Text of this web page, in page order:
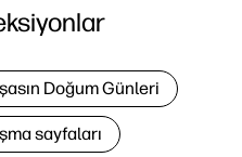
Doğum Günleri
sayfaları